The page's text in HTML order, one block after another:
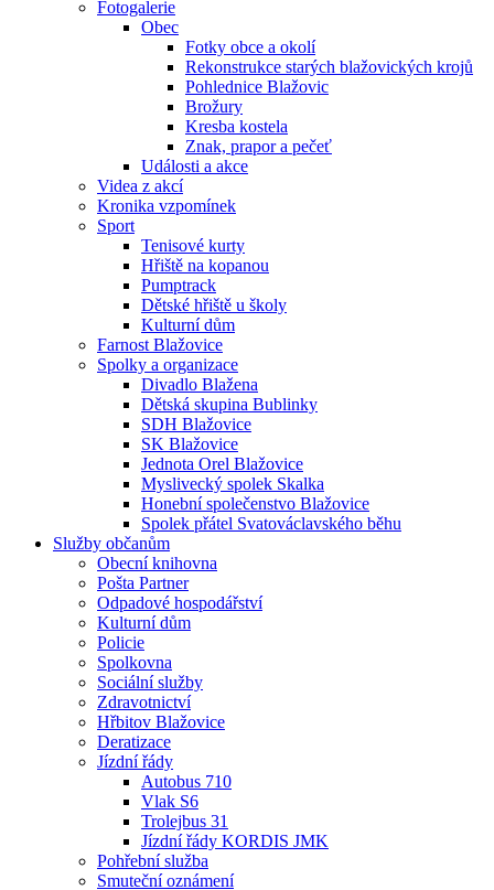
Fotogalerie
Obec
Fotky obce a okolí
Rekonstrukce starých blažovických krojů
Pohlednice Blažovic
Brožury
Kresba kostela
Znak, prapor a pečeť
Události a akce
Videa z akcí
Kronika vzpomínek
Sport
Tenisové kurty
Hřiště na kopanou
Pumptrack
Dětské hřiště u školy
Kulturní dům
Farnost Blažovice
Spolky a organizace
Divadlo Blažena
Dětská skupina Bublinky
SDH Blažovice
SK Blažovice
Jednota Orel Blažovice
Myslivecký spolek Skalka
Honební společenstvo Blažovice
Spolek přátel Svatováclavského běhu
Služby občanům
Obecní knihovna
Pošta Partner
Odpadové hospodářství
Kulturní dům
Policie
Spolkovna
Sociální služby
Zdravotnictví
Hřbitov Blažovice
Deratizace
Jízdní řády
Autobus 710
Vlak S6
Trolejbus 31
Jízdní řády KORDIS JMK
Pohřební služba
Smuteční oznámení